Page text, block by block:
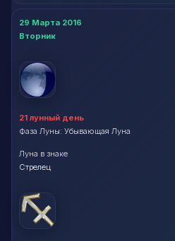
29 Марта 2016
Вторник
21 лунный день
Фаза Луны: Убывающая Луна
Луна в знаке
Стрелец